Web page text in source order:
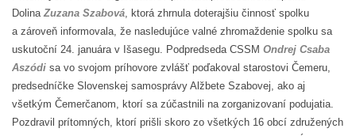
DolinaZuzana Szabová, ktorá zhrnula doterajšiu činnosť spolku
a zároveň informovala, že nasledujúce valné zhromaždenie spolku sa
uskutoční 24. januára v Išasegu. Podpredseda CSSM Ondrej Csaba
Aszódi sa vo svojom príhovore zvlášť poďakoval starostovi Čemeru,
predsedníčke Slovenskej samosprávy Alžbete Szabovej, ako aj
všetkým Čemerčanom, ktorí sa zúčastnili na zorganizovaní podujatia.
Pozdravil prítomných, ktorí prišli skoro zo všetkých 16 obcí združených